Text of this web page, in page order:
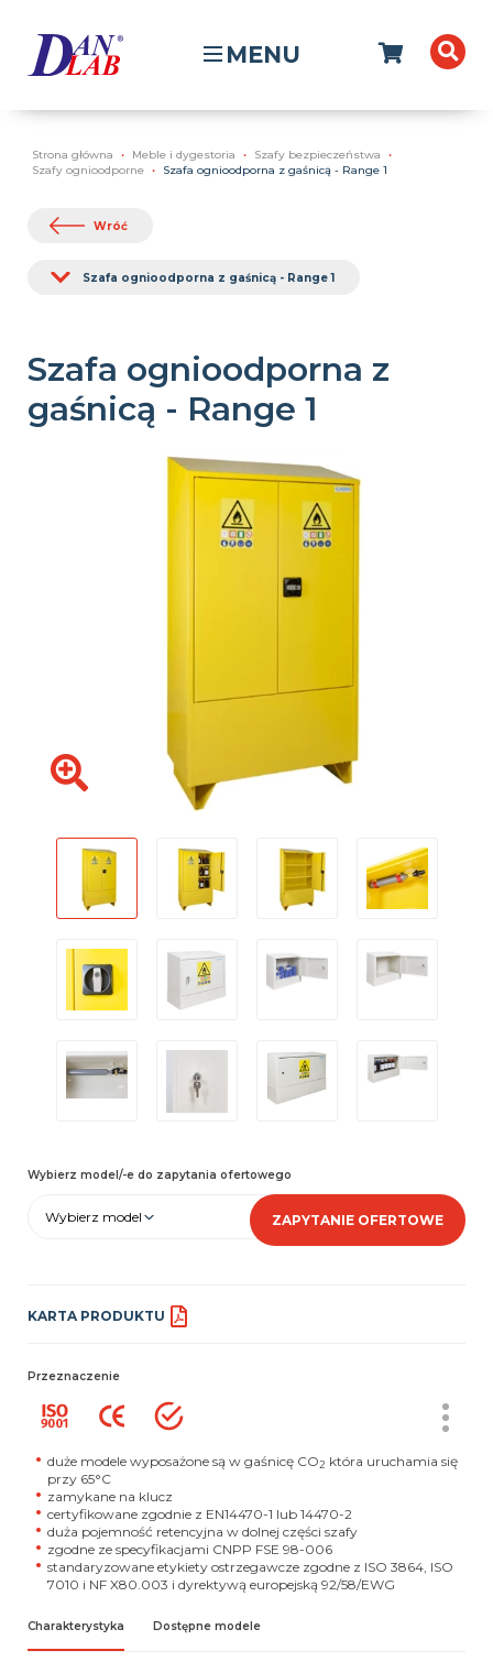
MENU
Strona główna Meble i dygestoria
Szafy bezpieczeństwa
Szafy ognioodporne
Szafa ognioodporna z gaśnicą - Range 1
Wróć
Szafa ognioodporna z gaśnicą - Range 1
Szafa ognioodporna z
gaśnicą - Range 1
Wybierz model/-e do zapytania ofertowego
Wybierz model ZAPYTANIE OFERTOWE
KARTA PRODUKTU
Przeznaczenie
duże modele wyposażone są w gaśnicę CO2 która uruchamia się
przy 65°C
zamykane na klucz
certyfikowane zgodnie z EN14470-1 lub 14470-2
duża pojemność retencyjna w dolnej części szafy
zgodne ze specyfikacjami CNPP FSE 98-006
standaryzowane etykiety ostrzegawcze zgodne z ISO 3864, ISO
7010 i NF X80.003 i dyrektywą europejską 92/58/EWG
Charakterystyka Dostępne modele